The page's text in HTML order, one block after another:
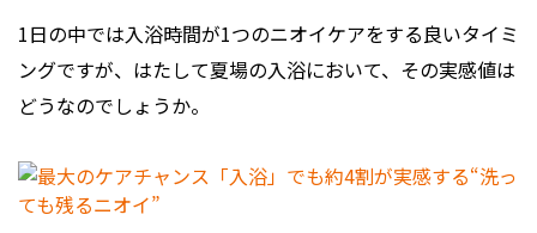
1日の中では入浴時間が1つのニオイケアをする良いタイミ
ングですが、はたして夏場の入浴において、その実感値は
どうなのでしょうか。